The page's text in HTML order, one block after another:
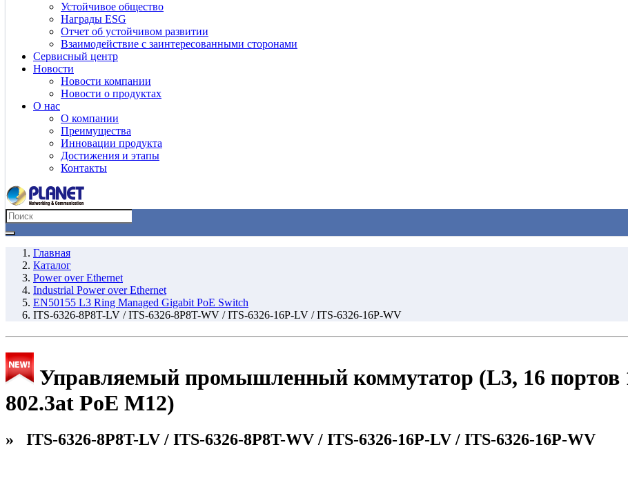
Устойчивое общество
Награды ESG
Отчет об устойчивом развитии
Взаимодействие с заинтересованными сторонами
Сервисный центр
Новости
Новости компании
Новости о продуктах
О нас
О компании
Преимущества
Инновации продукта
Достижения и этапы
Контакты
Главная
Каталог
Power over Ethernet
Industrial Power over Ethernet
EN50155 L3 Ring Managed Gigabit PoE Switch
ITS-6326-8P8T-LV / ITS-6326-8P8T-WV / ITS-6326-16P-LV / ITS-6326-16P-WV
Управляемый промышленный коммутатор (L3, 16 портов
802.3at PoE M12)
» ITS-6326-8P8T-LV / ITS-6326-8P8T-WV / ITS-6326-16P-LV / ITS-6326-16P-WV